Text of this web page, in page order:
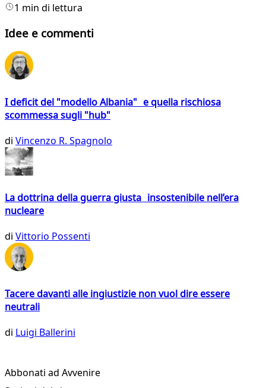
1 min di lettura
Idee e commenti
I deficit del "modello Albania" e quella rischiosa
scommessa sugli "hub"
di Vincenzo R. Spagnolo
La dottrina della guerra giusta insostenibile nell’era
nucleare
di Vittorio Possenti
Tacere davanti alle ingiustizie non vuol dire essere
neutrali
di Luigi Ballerini
Abbonati ad Avvenire